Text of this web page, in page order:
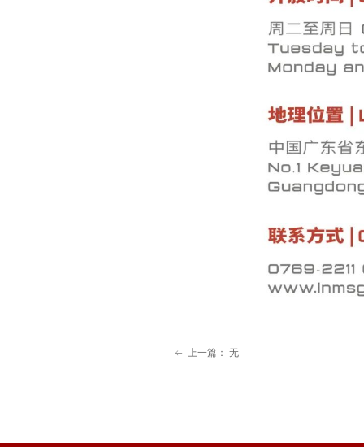
ꂃ 上一篇： 无